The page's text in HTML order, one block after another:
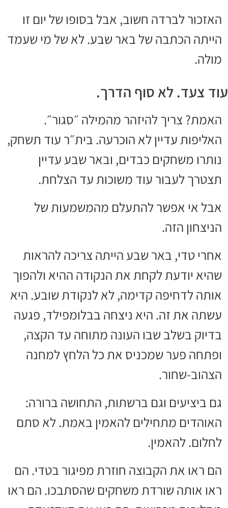
האזכור לברדה חשוב, אבל בסופו של יום זו
הייתה הכתבה של באר שבע. לא של מי שעמד
מולה.
עוד צעד. לא סוף הדרך.
האמת? צריך להיזהר מהמילה ״סגור״.
האליפות עדיין לא הוכרעה. בית״ר עוד תשחק,
נותרו משחקים כבדים, ובאר שבע עדיין
תצטרך לעבור עוד משוכות עד הצלחת.
אבל אי אפשר להתעלם מהמשמעות של
הניצחון הזה.
אחרי טדי, באר שבע הייתה צריכה להראות
שהיא יודעת לקחת את הנקודה ההיא ולהפוך
אותה לדחיפה קדימה, לא לנקודת שובע. היא
עשתה את זה. היא ניצחה בבלומפילד, פגעה
בדיוק בשלב שבו העונה מתוחה עד הקצה,
ופתחה פער שמכניס את כל הלחץ למחנה
הצהוב-שחור.
גם ביציעים וגם ברשתות, התחושה ברורה:
האוהדים מתחילים להאמין באמת. לא סתם
לחלום. להאמין.
הם ראו את הקבוצה חוזרת מפיגור בטדי. הם
ראו אותה שורדת משחקים שהסתבכו. הם ראו